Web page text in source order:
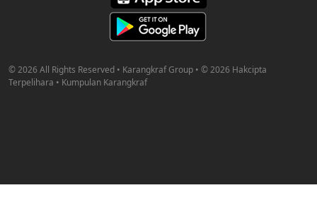
© 2026 All Rights Reserved • Karangkraf Group • © 2026 Hakcipta
Terpelihara • Kumpulan Karangkraf